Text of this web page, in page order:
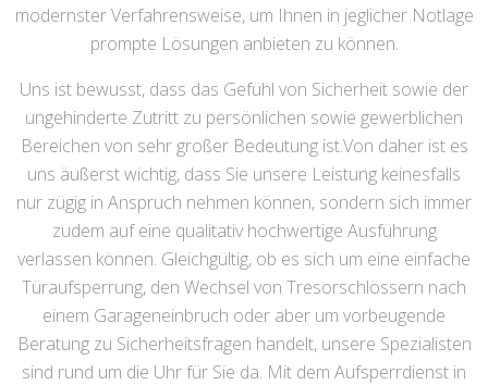
modernster Verfahrensweise, um Ihnen in jeglicher Notlage
prompte Lösungen anbieten zu können.
Uns ist bewusst, dass das Gefühl von Sicherheit sowie der
ungehinderte Zutritt zu persönlichen sowie gewerblichen
Bereichen von sehr großer Bedeutung ist.Von daher ist es
uns äußerst wichtig, dass Sie unsere Leistung keinesfalls
nur zügig in Anspruch nehmen können, sondern sich immer
zudem auf eine qualitativ hochwertige Ausführung
verlassen können. Gleichgültig, ob es sich um eine einfache
Türaufsperrung, den Wechsel von Tresorschlössern nach
einem Garageneinbruch oder aber um vorbeugende
Beratung zu Sicherheitsfragen handelt, unsere Spezialisten
sind rund um die Uhr für Sie da. Mit dem Aufsperrdienst in